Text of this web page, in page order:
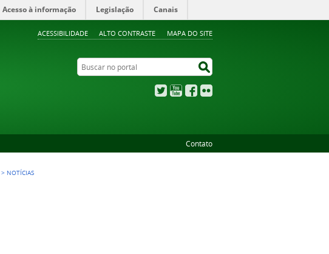
ACESSIBILIDADE ALTO CONTRASTE MAPA DO SITE
Acesso à informação Legislação Canais
Buscar no portal
TwitterYouTubeFacebook
Contato
> NOTÍCIAS